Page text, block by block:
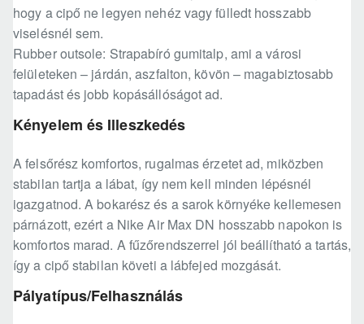
hogy a cipő ne legyen nehéz vagy fülledt hosszabb
viselésnél sem.
Rubber outsole: Strapabíró gumitalp, ami a városi
felületeken – járdán, aszfalton, kövön – magabiztosabb
tapadást és jobb kopásállóságot ad.
Kényelem és Illeszkedés
A felsőrész komfortos, rugalmas érzetet ad, miközben
stabilan tartja a lábat, így nem kell minden lépésnél
igazgatnod. A bokarész és a sarok környéke kellemesen
párnázott, ezért a Nike Air Max DN hosszabb napokon is
komfortos marad. A fűzőrendszerrel jól beállítható a tartás,
így a cipő stabilan követi a lábfejed mozgását.
Pályatípus/Felhasználás